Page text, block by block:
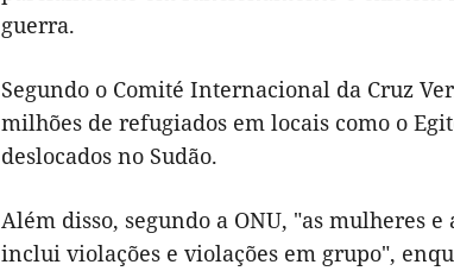
guerra.
Segundo o Comité Internacional da Cruz
milhões de refugiados em locais como o
deslocados no Sudão.
Além disso, segundo a ONU, "as mulheres
inclui violações e violações em grupo",